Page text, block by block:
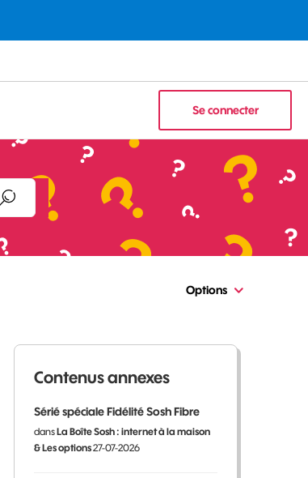
Se connecter
Options
Contenus annexes
Sérié spéciale Fidélité Sosh Fibre
dansLa Boîte Sosh : internet à la maison
& Les options27-07-2026